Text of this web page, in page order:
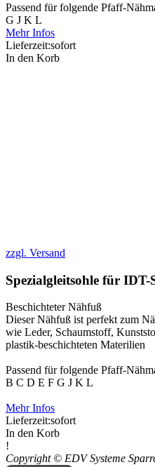
Passend für folgende Pfaff-
G J K L
Mehr Infos
Lieferzeit:sofort
In den Korb
zzgl. Versand
Spezialgleitsohle für IDT-
Beschichteter Nähfuß
Dieser Nähfuß ist perfekt zum
wie Leder, Schaumstoff,
plastik-beschichteten Materilien
Passend für folgende Pfaff-
B C D E F G J K L
Mehr Infos
Lieferzeit:sofort
In den Korb
!
Copyright © EDV Systeme